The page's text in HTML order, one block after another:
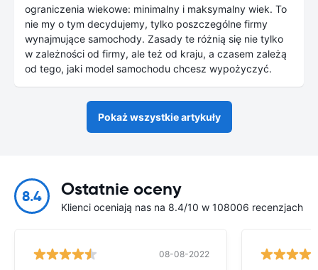
ograniczenia wiekowe: minimalny i maksymalny wiek. To
nie my o tym decydujemy, tylko poszczególne firmy
wynajmujące samochody. Zasady te różnią się nie tylko
w zależności od firmy, ale też od kraju, a czasem zależą
od tego, jaki model samochodu chcesz wypożyczyć.
Pokaż wszystkie artykuły
8.4 Ostatnie oceny
Klienci oceniają nas na 8.4/10 w 108006 recenzjach
08-08-2022